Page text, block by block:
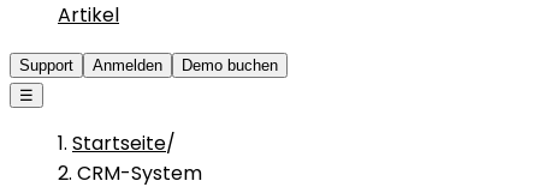
Artikel
Support Anmelden
Demo buchen
☰
Startseite/
CRM-System